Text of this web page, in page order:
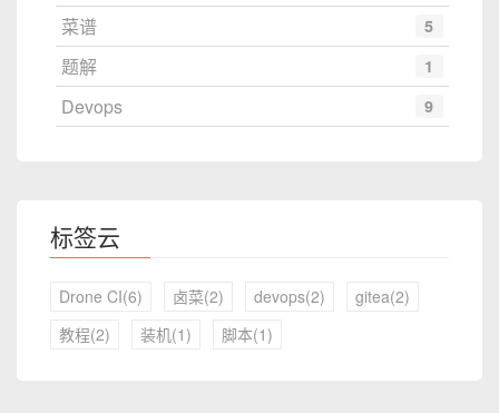
菜谱 5
题解 1
Devops 9
标签云
Drone CI(6) 卤菜(2) devops(2)
gitea(2)
教程(2)
装机(1) 脚本(1)